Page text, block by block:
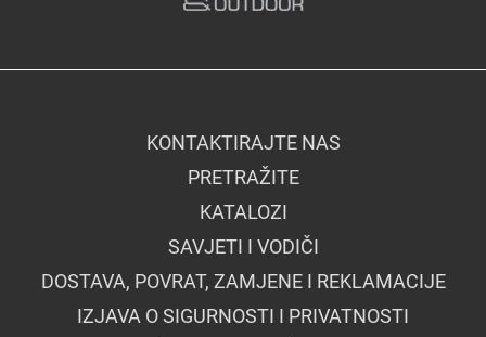
KONTAKTIRAJTE NAS
PRETRAŽITE
KATALOZI
SAVJETI I VODIČI
DOSTAVA, POVRAT, ZAMJENE I REKLAMACIJE
IZJAVA O SIGURNOSTI I PRIVATNOSTI